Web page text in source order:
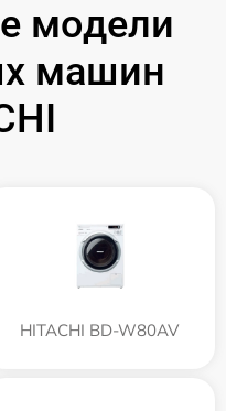
модели
машин
HITACHI BD-W80AV